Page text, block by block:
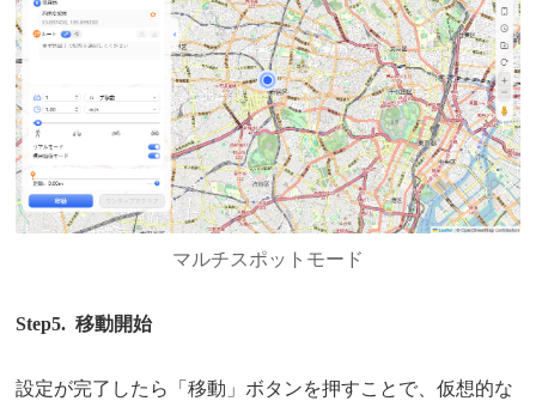
マルチスポットモード
Step5. 移動開始
設定が完了したら「移動」ボタンを押すことで、仮想的な